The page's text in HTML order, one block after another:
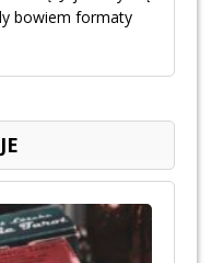
bowiem formaty